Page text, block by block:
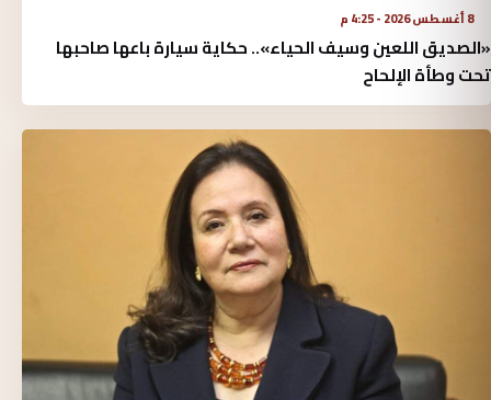
8 أغسطس 2026 - 4:25 م
«الصديق اللعين وسيف الحياء».. حكاية سيارة باعها صاحبها
تحت وطأة الإلحاح